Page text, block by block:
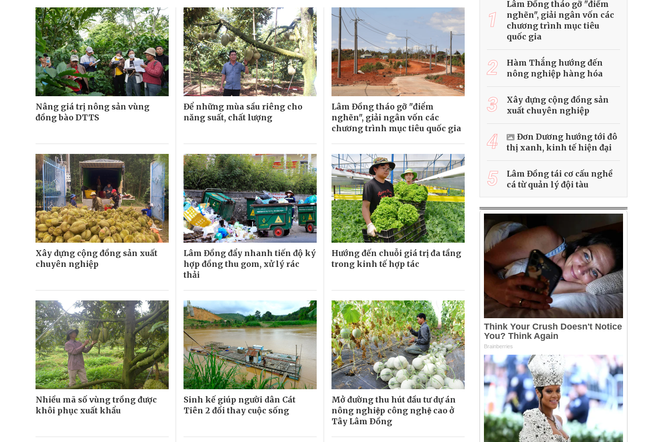
Nâng giá trị nông sản vùng
đồng bào DTTS
Để những mùa sầu riêng cho
năng suất, chất lượng
Lâm Đồng tháo gỡ "điểm
nghẽn", giải ngân vốn các
chương trình mục tiêu quốc gia
Xây dựng cộng đồng sản xuất
chuyên nghiệp
Lâm Đồng đẩy nhanh tiến độ ký
hợp đồng thu gom, xử lý rác
thải
Hướng đến chuỗi giá trị đa tầng
trong kinh tế hợp tác
Nhiều mã số vùng trồng được
khôi phục xuất khẩu
Sinh kế giúp người dân Cát
Tiên 2 đổi thay cuộc sống
Mở đường thu hút đầu tư dự án
nông nghiệp công nghệ cao ở
Tây Lâm Ðồng
1
Lâm Đồng tháo gỡ "điểm
nghẽn", giải ngân vốn các
chương trình mục tiêu
quốc gia
2
Hàm Thắng hướng đến
nông nghiệp hàng hóa
3
Xây dựng cộng đồng sản
xuất chuyên nghiệp
4
Đơn Dương hướng tới đô
thị xanh, kinh tế hiện đại
5
Lâm Đồng tái cơ cấu nghề
cá từ quản lý đội tàu